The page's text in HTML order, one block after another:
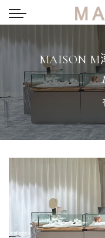
MAISON M